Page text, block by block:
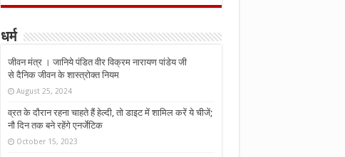
धर्म
जीवन मंत्र । जानिये पंडित वीर विक्रम नारायण पांडेय जी
से दैनिक जीवन के शास्त्रोक्त नियम
August 25, 2024
व्रत के दौरान रहना चाहते हैं हेल्दी, तो डाइट में शामिल करें ये चीजें;
नौ दिन तक बने रहेंगे एनर्जेटिक
October 15, 2023